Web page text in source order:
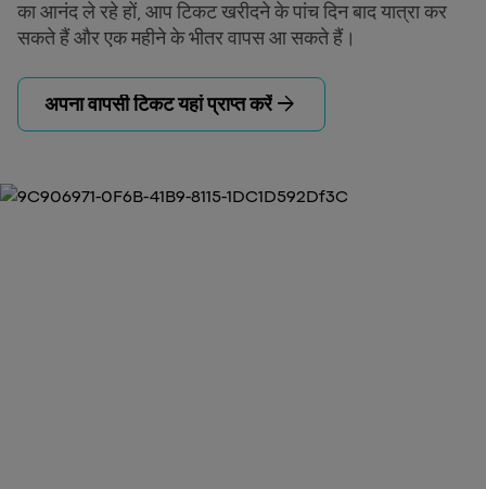
का आनंद ले रहे हों, आप टिकट खरीदने के पांच दिन बाद यात्रा कर
सकते हैं और एक महीने के भीतर वापस आ सकते हैं।
अपना वापसी टिकट यहां प्राप्त करें arrow_forward